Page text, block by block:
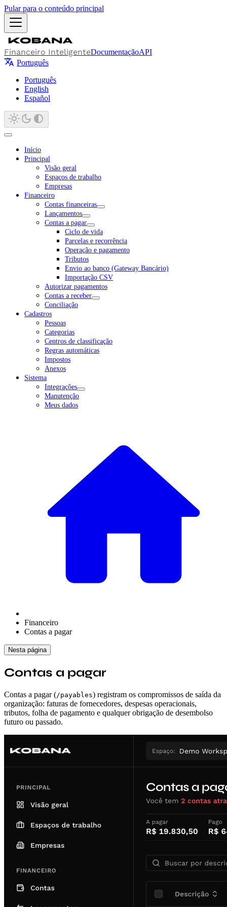
Pular para o conteúdo principal
Financeiro InteligenteDocumentaçãoAPI
Português
Português
English
Español
Início
Principal
Visão geral
Espaços de trabalho
Empresas
Financeiro
Contas financeiras
Lançamentos
Contas a pagar
Ciclo de vida
Parcelas e recorrência
Operação e pagamento
Tributos
Envio ao banco (Gateway Bancário)
Importação CSV
Autorizar pagamentos
Contas a receber
Conciliação
Cadastros
Pessoas
Categorias
Centros de classificação
Regras automáticas
Impostos
Anexos
Sistema
Integrações
Manutenção
Meus dados
Financeiro
Contas a pagar
Nesta página
Contas a pagar
Contas a pagar (/payables) registram os compromissos de saída da
organização: faturas de fornecedores, despesas operacionais,
tributos, folha de pagamento e qualquer obrigação de desembolso
futuro ou passado.